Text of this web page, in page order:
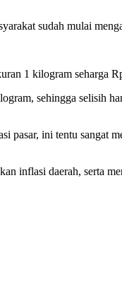
sudah mulai
1 kilogram seharga
sehingga selisih
pasar, ini tentu sangat
inflasi daerah, serta